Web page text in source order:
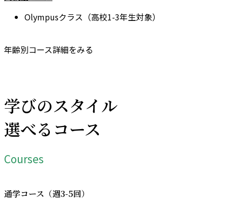
Olympusクラス（高校1-3年生対象）
年齢別コース詳細をみる
学びのスタイル
選べるコース
Courses
通学コース（週3-5回）